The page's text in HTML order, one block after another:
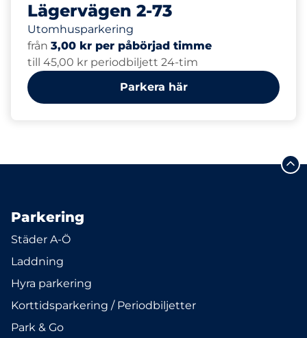
Lägervägen 2-73
Utomhusparkering
från 3,00 kr per påbörjad timme
till 45,00 kr periodbiljett 24-tim
Parkera här
Parkering
Städer A-Ö
Laddning
Hyra parkering
Korttidsparkering / Periodbiljetter
Park & Go